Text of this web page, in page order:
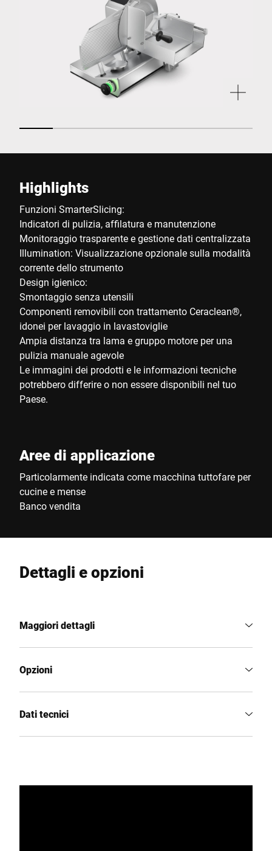
Highlights
Funzioni SmarterSlicing:
Indicatori di pulizia, affilatura e manutenzione
Monitoraggio trasparente e gestione dati centralizzata
Illumination: Visualizzazione opzionale sulla modalità
corrente dello strumento
Design igienico:
Smontaggio senza utensili
Componenti removibili con trattamento Ceraclean®,
idonei per lavaggio in lavastoviglie
Ampia distanza tra lama e gruppo motore per una
pulizia manuale agevole
Le immagini dei prodotti e le informazioni tecniche
potrebbero differire o non essere disponibili nel tuo
Paese.
Aree di applicazione
Particolarmente indicata come macchina tuttofare per
cucine e mense
Banco vendita
Dettagli e opzioni
Maggiori dettagli
Opzioni
Dati tecnici